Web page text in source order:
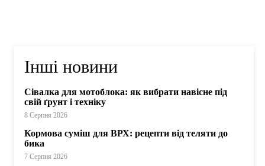
Інші новини
Сівалка для мотоблока: як вибрати навісне під
свій ґрунт і техніку
8 Серпня 2026
Кормова суміш для ВРХ: рецепти від теляти до
бика
7 Серпня 2026